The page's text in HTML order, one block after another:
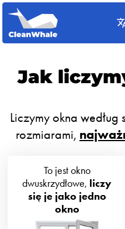
Jak
Liczymy okna
rozmiarami,
To jest okno
dwuskrzydłowe, liczy
się je jako jedno
okno